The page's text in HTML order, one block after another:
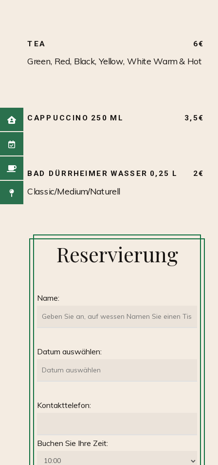
TEA 6€
Green, Red, Black, Yellow, White Warm & Hot
CAPPUCCINO 250 ML 3,5€
BAD DÜRRHEIMER WASSER 0,25 L 2€
Classic/Medium/Naturell
Reservierung
Name:
Datum auswählen:
Kontakttelefon:
Buchen Sie Ihre Zeit: